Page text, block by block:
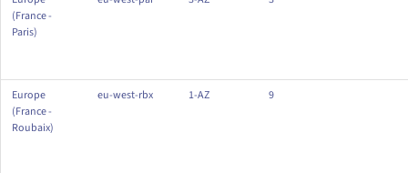
(France -
Paris)
Europe
(France -
Roubaix)
eu-west-rbx 1-AZ 9